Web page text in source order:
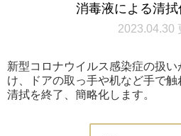
消毒液による清拭
2023.04.30
新型コロナウイルス感染症の扱
け、ドアの取っ手や机など手で
清拭を終了、簡略化します。